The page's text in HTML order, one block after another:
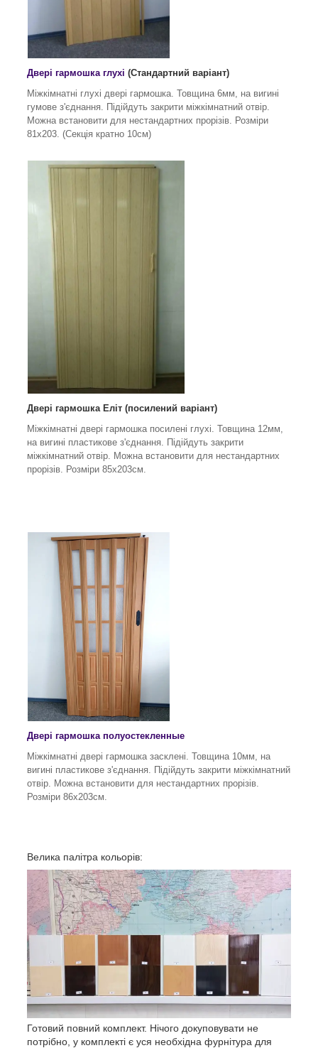
Двері гармошка глухі (Стандартний варіант)
Міжкімнатні глухі двері гармошка. Товщина 6мм, на вигині
гумове з'єднання. Підійдуть закрити міжкімнатний отвір.
Можна встановити для нестандартних прорізів. Розміри
81х203. (Секція кратно 10см)
Двері гармошка Еліт (посилений варіант)
Міжкімнатні двері гармошка посилені глухі. Товщина 12мм,
на вигині пластикове з'єднання. Підійдуть закрити
міжкімнатний отвір. Можна встановити для нестандартних
прорізів. Розміри 85х203см.
Двері гармошка полуостекленные
Міжкімнатні двері гармошка засклені. Товщина 10мм, на
вигині пластикове з'єднання. Підійдуть закрити міжкімнатний
отвір. Можна встановити для нестандартних прорізів.
Розміри 86х203см.
Велика палітра кольорів:
Готовий повний комплект. Нічого докуповувати не
потрібно, у комплекті є уся необхідна фурнітура для